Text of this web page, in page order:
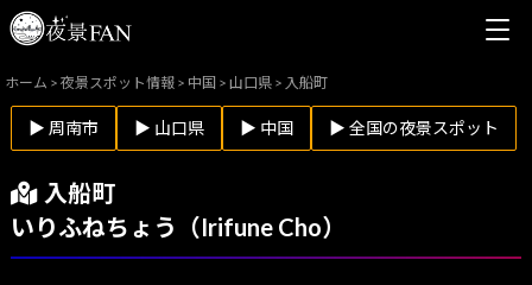
ホーム >夜景スポット情報 > 中国 >山口県 > 入船町
▶ 周南市 ▶ 山口県 ▶ 中国 ▶ 全国の夜景スポット
入船町
いりふねちょう（Irifune Cho）